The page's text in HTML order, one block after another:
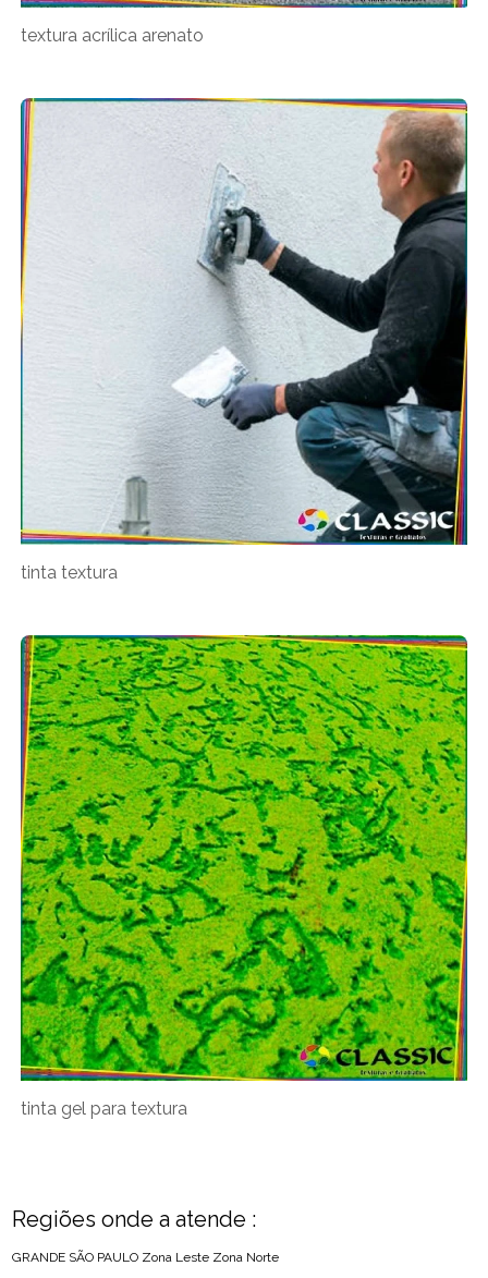
textura acrílica arenato
tinta textura
tinta gel para textura
Regiões onde a atende :
GRANDE SÃO PAULO Zona Leste Zona Norte